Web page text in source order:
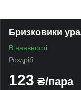
Бризковики
В наявності
Роздріб
123 ₴/пара